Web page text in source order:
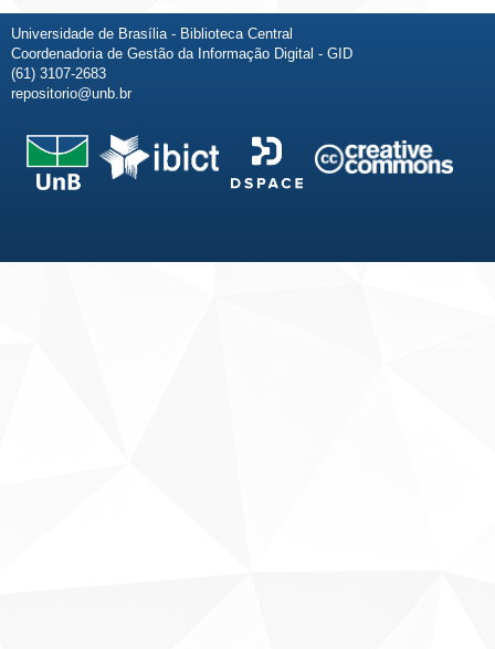
Universidade de Brasília - Biblioteca Central
Coordenadoria de Gestão da Informação Digital - GID
(61) 3107-2683
repositorio@unb.br